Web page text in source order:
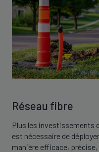
Réseau fibre
Plus les investissements
est nécessaire de
manière efficace, précise,